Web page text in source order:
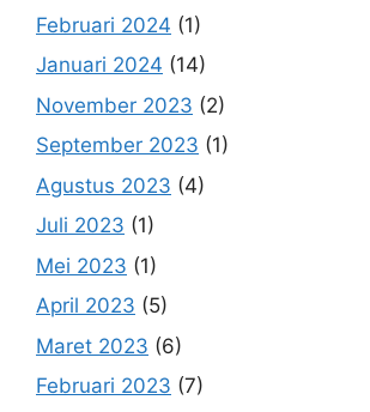
Februari 2024 (1)
Januari 2024 (14)
November 2023 (2)
September 2023 (1)
Agustus 2023 (4)
Juli 2023 (1)
Mei 2023 (1)
April 2023 (5)
Maret 2023 (6)
Februari 2023 (7)